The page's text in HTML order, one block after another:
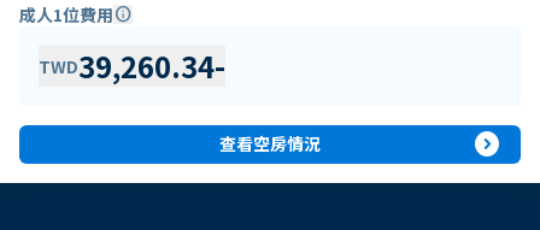
成人1位費用info
TWD39,260.34-
查看空房情況 expand_circle_right